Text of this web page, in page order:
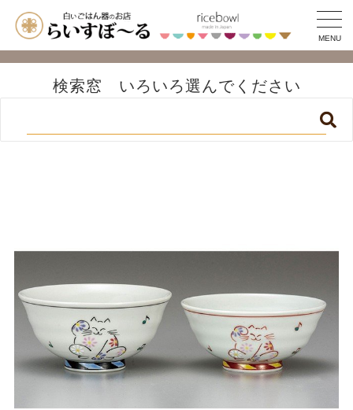
MENU
検索窓 いろいろ選んでください